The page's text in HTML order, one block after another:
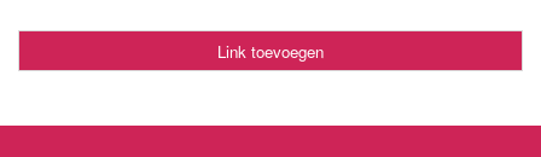
Link toevoegen